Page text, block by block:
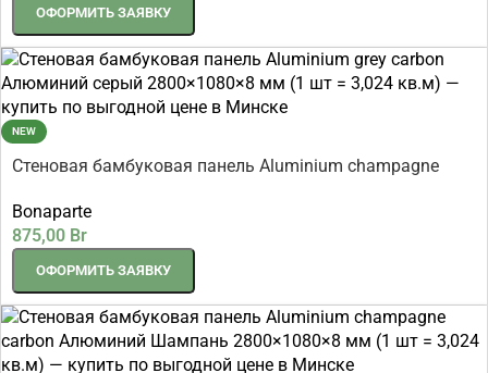
ОФОРМИТЬ ЗАЯВКУ
NEW
Стеновая бамбуковая панель Aluminium champagne
3,024 кв.м)
Bonaparte
875,00 Br
ОФОРМИТЬ ЗАЯВКУ